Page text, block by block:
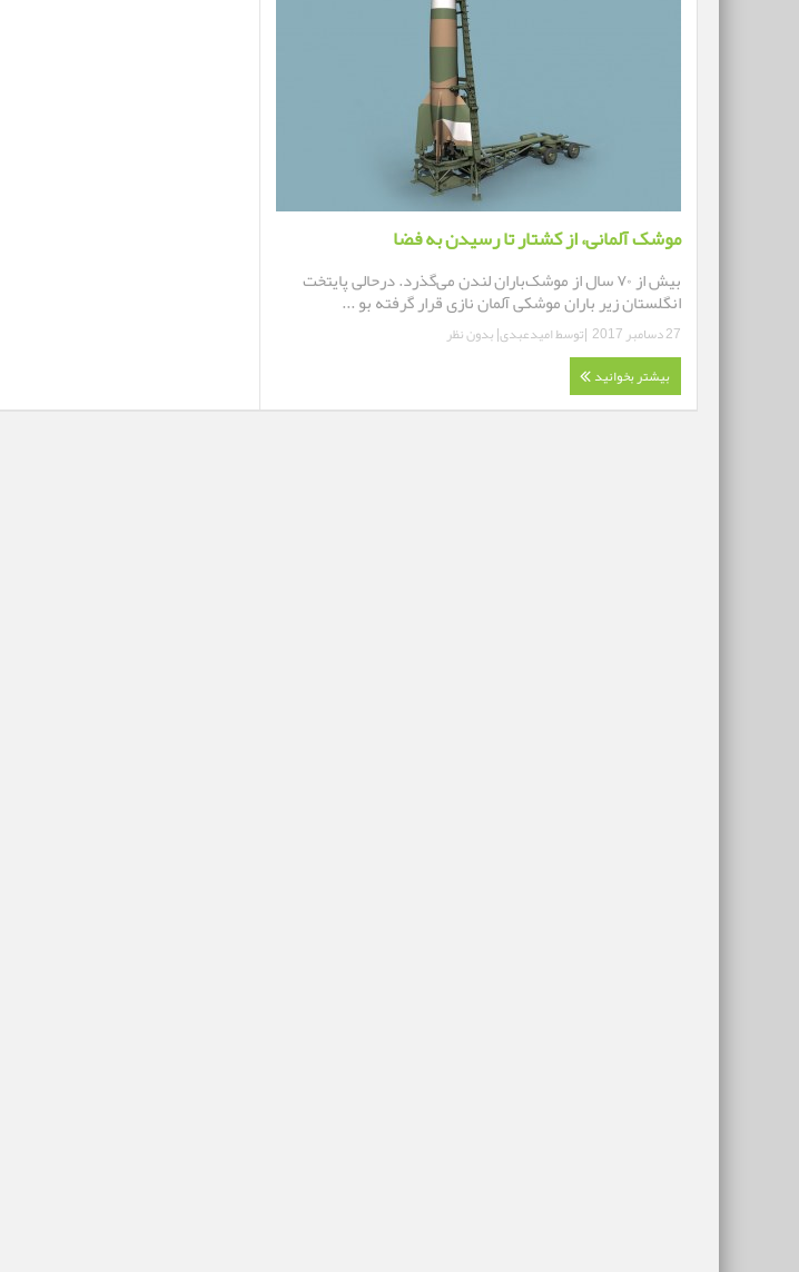
موشک آلمانی، از کشتار تا رسیدن به فضا
بیش از ۷۰ سال از موشک‌باران لندن می‌گذرد. درحالی پایتخت
انگلستان زیر باران موشکی آلمان نازی قرار گرفته بو ...
27 دسامبر 2017 |توسطامیدعبدی|بدون نظر
بیشتر بخوانید